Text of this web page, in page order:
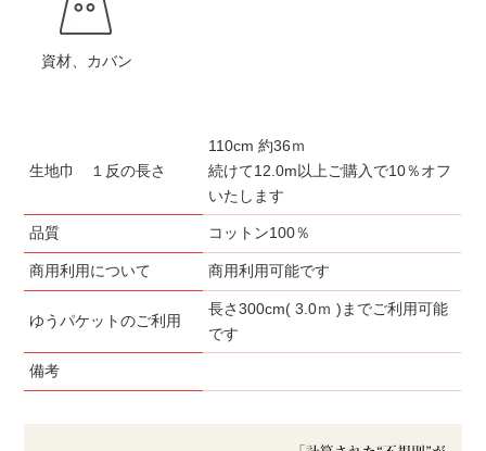
資材、カバン
生地巾 １反の長さ
110cm 約36ｍ
続けて12.0m以上ご購入で10％オフ
いたします
品質 コットン100％
商用利用について 商用利用可能です
ゆうパケットのご利用
長さ300cm( 3.0ｍ )までご利用可能
です
備考